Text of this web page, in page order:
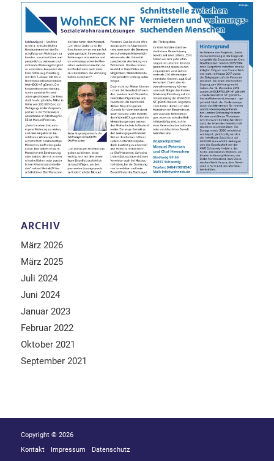
ARCHIV
März 2026
März 2025
Juli 2024
Juni 2024
Januar 2023
Februar 2022
Oktober 2021
September 2021
Copyright © 2026
Kontakt
Impressum Datenschutz